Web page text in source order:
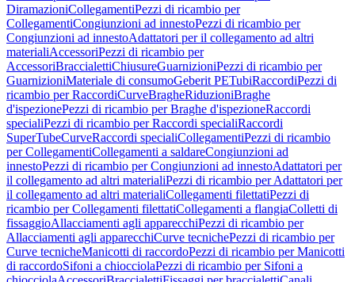
DiramazioniCollegamentiPezzi di ricambio per
CollegamentiCongiunzioni ad innestoPezzi di ricambio per
Congiunzioni ad innestoAdattatori per il collegamento ad altri
materialiAccessoriPezzi di ricambio per
AccessoriBraccialettiChiusureGuarnizioniPezzi di ricambio per
GuarnizioniMateriale di consumoGeberit PETubiRaccordiPezzi di
ricambio per RaccordiCurveBragheRiduzioniBraghe
d'ispezionePezzi di ricambio per Braghe d'ispezioneRaccordi
specialiPezzi di ricambio per Raccordi specialiRaccordi
SuperTubeCurveRaccordi specialiCollegamentiPezzi di ricambio
per CollegamentiCollegamenti a saldareCongiunzioni ad
innestoPezzi di ricambio per Congiunzioni ad innestoAdattatori per
il collegamento ad altri materialiPezzi di ricambio per Adattatori per
il collegamento ad altri materialiCollegamenti filettatiPezzi di
ricambio per Collegamenti filettatiCollegamenti a flangiaColletti di
fissaggioAllacciamenti agli apparecchiPezzi di ricambio per
Allacciamenti agli apparecchiCurve tecnichePezzi di ricambio per
Curve tecnicheManicotti di raccordoPezzi di ricambio per Manicotti
di raccordoSifoni a chiocciolaPezzi di ricambio per Sifoni a